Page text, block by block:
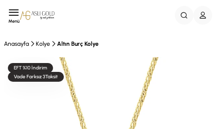
Menü
Anasayfa Kolye Altın Burç Kolye
EFT %10 İndirim
Vade Farksız 3Taksit